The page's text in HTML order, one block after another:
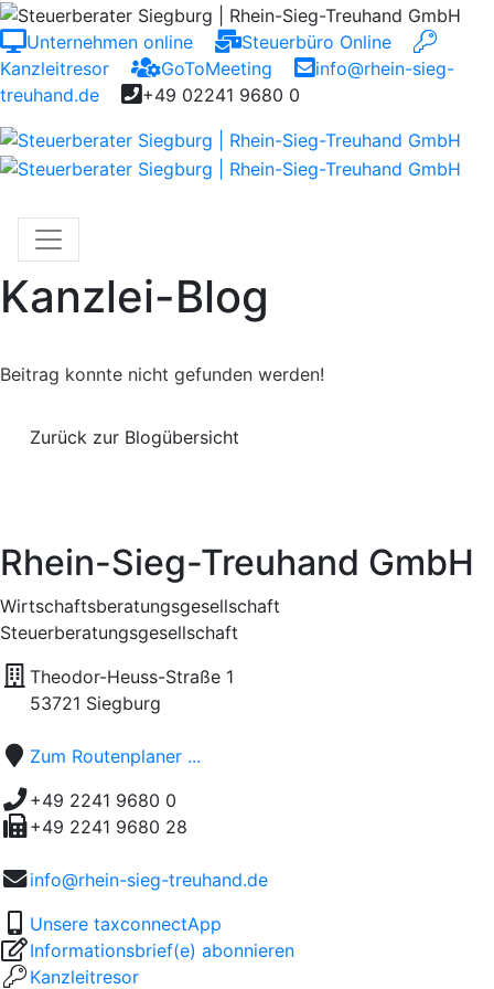
Unternehmen online
Steuerbüro Online
Kanzleitresor
GoToMeeting
info@rhein-sieg-
treuhand.de
+49 02241 9680 0
Kanzlei-Blog
Beitrag konnte nicht gefunden werden!
Zurück zur Blogübersicht
Rhein-Sieg-Treuhand GmbH
Wirtschaftsberatungsgesellschaft
Steuerberatungsgesellschaft
Theodor-Heuss-Straße 1
53721 Siegburg
Zum Routenplaner ...
+49 2241 9680 0
+49 2241 9680 28
info@rhein-sieg-treuhand.de
Unsere taxconnectApp
Informationsbrief(e) abonnieren
Kanzleitresor